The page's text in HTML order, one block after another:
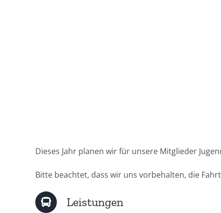
Dieses Jahr planen wir für unsere Mitglieder
Bitte beachtet, dass wir uns vorbehalten, die
Leistungen